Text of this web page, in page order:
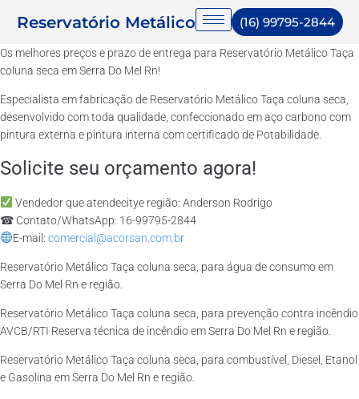
Reservatório Metálico (16) 99795-2844
Os melhores preços e prazo de entrega para Reservatório Metálico Taça
coluna seca em Serra Do Mel Rn!
Especialista em fabricação de Reservatório Metálico Taça coluna seca,
desenvolvido com toda qualidade, confeccionado em aço carbono com
pintura externa e pintura interna com certificado de Potabilidade.
Solicite seu orçamento agora!
Vendedor que atendecitye região: Anderson Rodrigo
☎ Contato/WhatsApp: 16-99795-2844
E-mail: comercial@acorsan.com.br
Reservatório Metálico Taça coluna seca, para água de consumo em
Serra Do Mel Rn e região.
Reservatório Metálico Taça coluna seca, para prevenção contra incêndio
AVCB/RTI Reserva técnica de incêndio em Serra Do Mel Rn e região.
Reservatório Metálico Taça coluna seca, para combustível, Diesel, Etanol
e Gasolina em Serra Do Mel Rn e região.